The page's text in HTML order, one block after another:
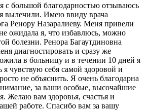
с большой благодарностью отзываюсь
вылечили. Имею ввиду врача
Ренору Назаралиеву. Меня привели
ожидала я, что избавлюсь, можно
болезни. Ренора Багаутдиновна
диагностировать и сразу же
в больницу и в течении 10 дней я
я чувствую себя самой здоровой и
не объяснить. Я очень благодарна
за ваши особые, высочайшие
Желаю вам здоровья, счастья и
работе. Спасибо вам за вашу